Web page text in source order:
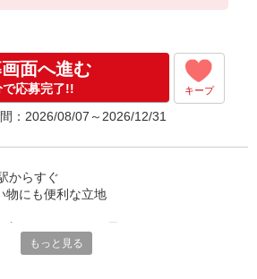
面へ進む
で応募完了!! キープ
：2026/08/07～2026/12/31
からすぐ
物にも便利な立地
もっと見る